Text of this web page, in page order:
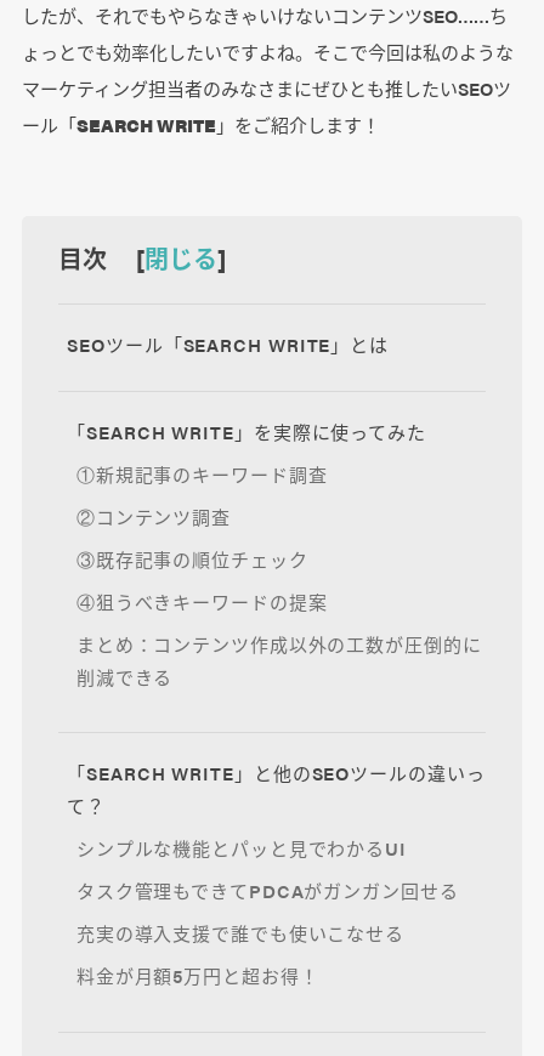
したが、それでもやらなきゃいけないコンテンツSEO……ち
ょっとでも効率化したいですよね。そこで今回は私のような
マーケティング担当者のみなさまにぜひとも推したいSEOツ
ール「SEARCH WRITE」をご紹介します！
目次 [閉じる]
SEOツール「SEARCH WRITE」とは
「SEARCH WRITE」を実際に使ってみた
①新規記事のキーワード調査
②コンテンツ調査
③既存記事の順位チェック
④狙うべきキーワードの提案
まとめ：コンテンツ作成以外の工数が圧倒的に
削減できる
「SEARCH WRITE」と他のSEOツールの違いっ
て？
シンプルな機能とパッと見でわかるUI
タスク管理もできてPDCAがガンガン回せる
充実の導入支援で誰でも使いこなせる
料金が月額5万円と超お得！